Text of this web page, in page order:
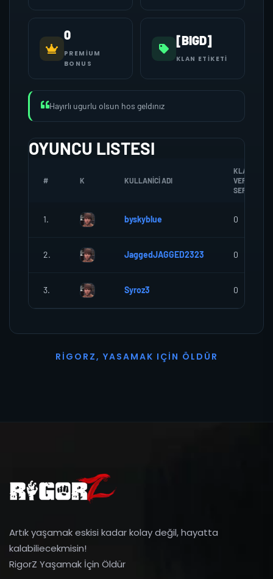
0
PREMIUM
BONUS
[BIGD]
KLAN ETIKETI
Hayırlı ugurlu olsun hos geldınız
OYUNCU LISTESI
# K KULLANICI ADI
KLANA
VERDIGI
SEREF
1. byskyblue 0
2. JaggedJAGGED2323 0
3. Syroz3 0
R I G O R Z, YASAMAK I ÇI N Ö L D Ü R
Artık yaşamak eskisi kadar kolay değil, hayatta
kalabiliecekmisin!
RigorZ Yaşamak İçin Öldür